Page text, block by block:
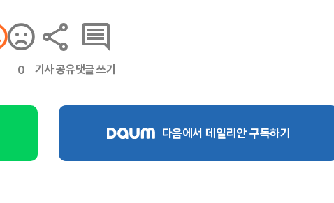
0 기사 공유댓글 쓰기
다음에서 데일리안 구독하기